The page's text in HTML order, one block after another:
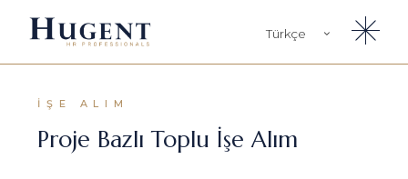
Türkçe
İŞE ALIM
Proje Bazlı Toplu İşe Alım